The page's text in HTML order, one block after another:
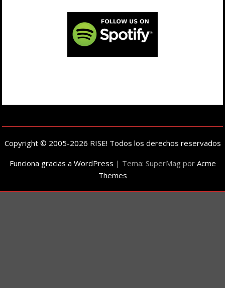
Copyright © 2005-2026 RISE! Todos los derechos reservados
Funciona gracias a WordPress | Tema: SuperMag por Acme
Themes